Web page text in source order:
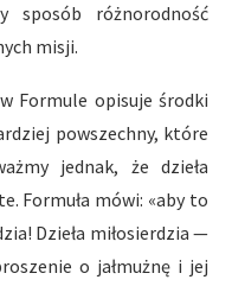
sposób różnorodność
misji.
Formule opisuje środki
powszechny, które
jednak, że dzieła
Formuła mówi: «aby to
Dzieła miłosierdzia —
o jałmużnę i jej